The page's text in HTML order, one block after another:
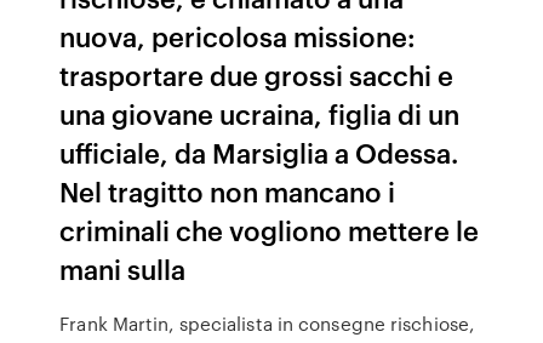
nuova, pericolosa missione:
trasportare due grossi sacchi e
una giovane ucraina, figlia di un
ufficiale, da Marsiglia a Odessa.
Nel tragitto non mancano i
criminali che vogliono mettere le
mani sulla
Frank Martin, specialista in consegne rischiose,